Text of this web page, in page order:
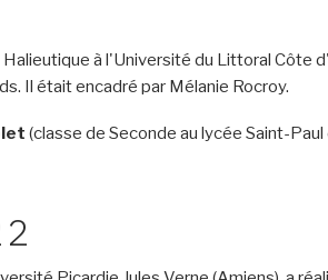
à l'Université du Littoral Côte
Il était encadré par Mélanie Rocroy.
(classe de Seconde au lycée Saint-